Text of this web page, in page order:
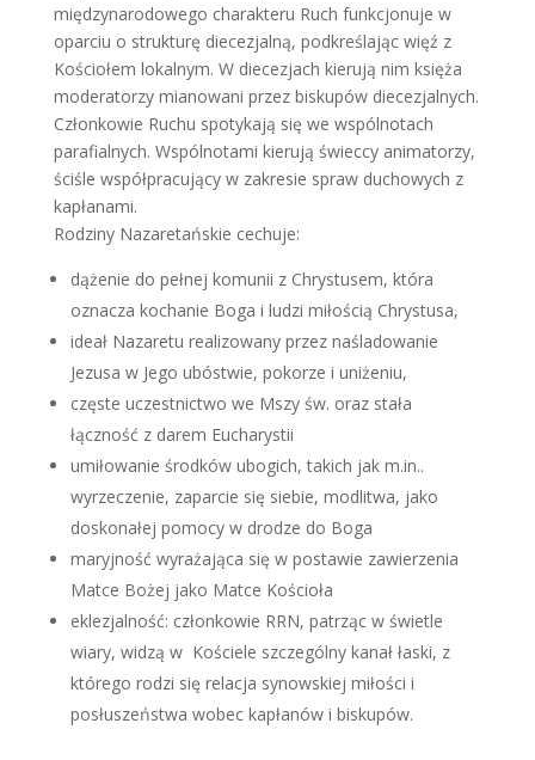
międzynarodowego charakteru Ruch funkcjonuje w
oparciu o strukturę diecezjalną, podkreślając więź z
Kościołem lokalnym. W diecezjach kierują nim księża
moderatorzy mianowani przez biskupów diecezjalnych.
Członkowie Ruchu spotykają się we wspólnotach
parafialnych. Wspólnotami kierują świeccy animatorzy,
ściśle współpracujący w zakresie spraw duchowych z
kapłanami.
Rodziny Nazaretańskie cechuje:
dążenie do pełnej komunii z Chrystusem, która
oznacza kochanie Boga i ludzi miłością Chrystusa,
ideał Nazaretu realizowany przez naśladowanie
Jezusa w Jego ubóstwie, pokorze i uniżeniu,
częste uczestnictwo we Mszy św. oraz stała
łączność z darem Eucharystii
umiłowanie środków ubogich, takich jak m.in..
wyrzeczenie, zaparcie się siebie, modlitwa, jako
doskonałej pomocy w drodze do Boga
maryjność wyrażająca się w postawie zawierzenia
Matce Bożej jako Matce Kościoła
eklezjalność: członkowie RRN, patrząc w świetle
wiary, widzą w Kościele szczególny kanał łaski, z
którego rodzi się relacja synowskiej miłości i
posłuszeństwa wobec kapłanów i biskupów.